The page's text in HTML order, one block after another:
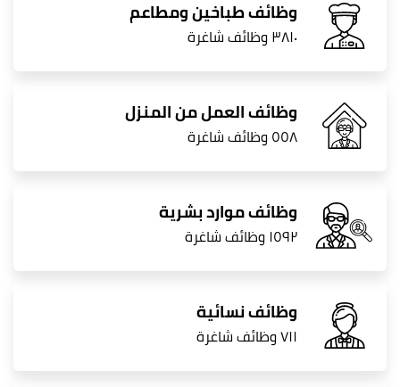
وظائف طباخين ومطاعم
٣٨١٠ وظائف شاغرة
وظائف العمل من المنزل
٥٥٨ وظائف شاغرة
وظائف موارد بشرية
١٥٩٢ وظائف شاغرة
وظائف نسائية
٧١١ وظائف شاغرة